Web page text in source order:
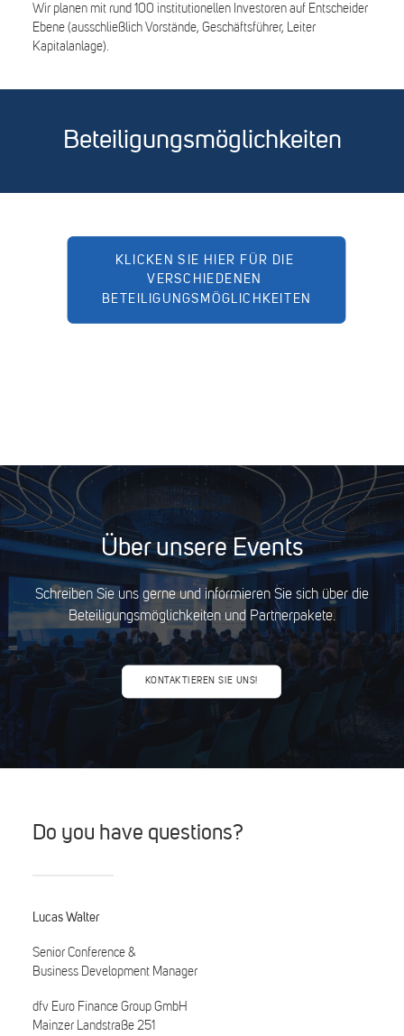
Wir planen mit rund 100 institutionellen Investoren auf Entscheider
Ebene (ausschließlich Vorstände, Geschäftsführer, Leiter
Kapitalanlage).
Beteiligungsmöglichkeiten
KLICKEN SIE HIER FÜR DIE
VERSCHIEDENEN
BETEILIGUNGSMÖGLICHKEITEN
Über unsere Events
Schreiben Sie uns gerne und informieren Sie sich über die
Beteiligungsmöglichkeiten und Partnerpakete.
KONTAKTIEREN SIE UNS!
Do you have questions?
Lucas Walter
Senior Conference &
Business Development Manager
dfv Euro Finance Group GmbH
Mainzer Landstraße 251